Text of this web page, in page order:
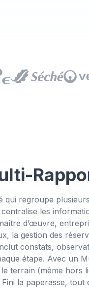
regroupe
les
d’œuvre,
la gestion des
constats,
étape. Avec un
terrain (même hors
la paperasse,